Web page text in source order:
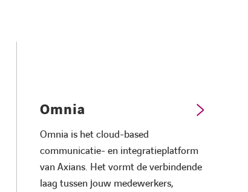
Omnia
Omnia is het cloud-based
communicatie- en integratieplatform
van Axians. Het vormt de verbindende
laag tussen jouw medewerkers,